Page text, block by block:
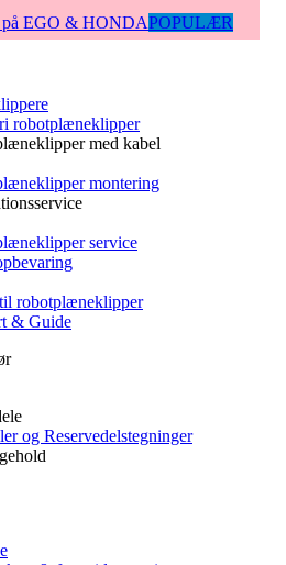
på EGO & HONDAPOPULÆR
robotplæneklipper
med kabel
montering
service
robotplæneklipper
& Guide
og Reservedelstegninger